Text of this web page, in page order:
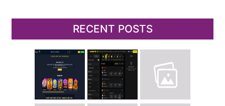
RECENT POSTS